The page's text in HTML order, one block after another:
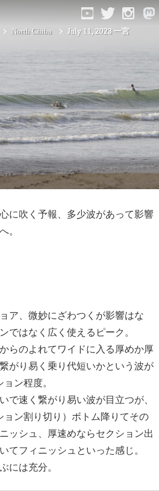
North Chiba July 11, 2023 一宮
に吹く予報、多少波があって影響
。
ア、微妙にざわつくが影響はな
ではなく広く使えるピーク。
らのよれてワイドに入る厚めか厚
がり易く乗り代短いかという波が
ン程度。
で速く繋がり易い波が目立つが、
ョン割り切り）ボトム降りてその
ッシュ、厚速めならセクション出
てフィニッシュといった感じ。
には充分。